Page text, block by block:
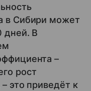
в Сибири может
дней. В
–
рост
это приведёт к